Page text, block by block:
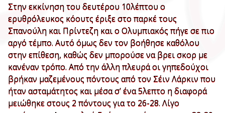
Στην εκκίνηση του δευτέρου 10λέπτου ο
ερυθρόλευκος κόουτς έριξε στο παρκέ τους
Σπανούλη και Πρίντεζη και ο Ολυμπιακός πήγε σε πιο
αργό τέμπο. Αυτό όμως δεν τον βοήθησε καθόλου
στην επίθεση, καθώς δεν μπορούσε να βρει σκορ με
κανέναν τρόπο. Από την άλλη πλευρά οι γηπεδούχοι
βρήκαν μαζεμένους πόντους από τον Σέιν Λάρκιν που
ήταν ασταμάτητος και μέσα σ’ ένα 5λεπτο η διαφορά
μειώθηκε στους 2 πόντους για το 26-28. Λίγο